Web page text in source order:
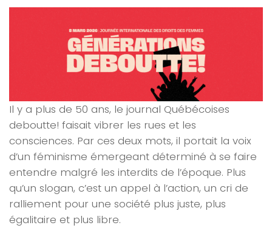
Il y a plus de 50 ans, le journal Québécoises
deboutte! faisait vibrer les rues et les
consciences. Par ces deux mots, il portait la voix
d’un féminisme émergeant déterminé à se faire
entendre malgré les interdits de l’époque. Plus
qu’un slogan, c’est un appel à l’action, un cri de
ralliement pour une société plus juste, plus
égalitaire et plus libre.